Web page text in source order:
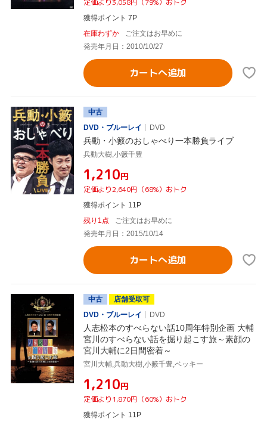
獲得ポイント 7P
在庫わずか
ご注文はお早めに
発売年月日：2010/10/27
カートへ追加
中古
DVD・ブルーレイ
DVD
兵動・小籔のおしゃべり一本勝負ライブ
兵動大樹,小籔千豊
¥1,210円
定価より2,640円（68%）おトク
獲得ポイント 11P
残り1点
ご注文はお早めに
発売年月日：2015/10/14
カートへ追加
中古
店舗受取可
DVD・ブルーレイ
DVD
人志松本のすべらない話10周年特別企画 大輔
宮川のすべらない話を掘り起こす旅～素顔の
宮川大輔に2日間密着～
宮川大輔,兵動大樹,小籔千豊,ベッキー
¥1,210円
定価より1,870円（60%）おトク
獲得ポイント 11P